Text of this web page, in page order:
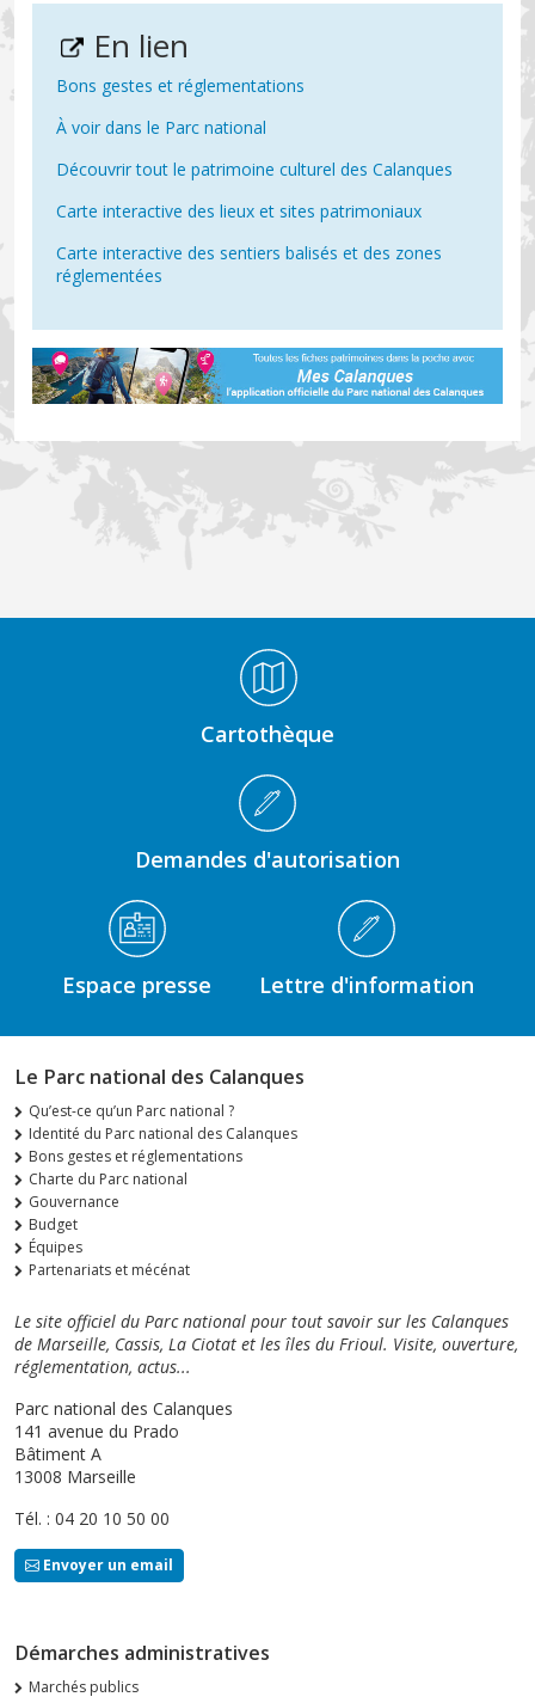
En lien
Bons gestes et réglementations
À voir dans le Parc national
Découvrir tout le patrimoine culturel des Calanques
Carte interactive des lieux et sites patrimoniaux
Carte interactive des sentiers balisés et des zones
réglementées
Cartothèque
Demandes d'autorisation
Espace presse Lettre d'information
Le Parc national des Calanques
Qu’est-ce qu’un Parc national ?
Identité du Parc national des Calanques
Bons gestes et réglementations
Charte du Parc national
Gouvernance
Budget
Équipes
Partenariats et mécénat
Le site officiel du Parc national pour tout savoir sur les Calanques
de Marseille, Cassis, La Ciotat et les îles du Frioul. Visite, ouverture,
réglementation, actus...
Parc national des Calanques
141 avenue du Prado
Bâtiment A
13008 Marseille
Tél. : 04 20 10 50 00
Envoyer un email
Démarches administratives
Marchés publics